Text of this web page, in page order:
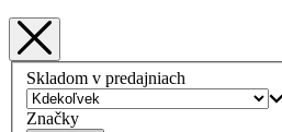
Skladom v predajniach
Značky